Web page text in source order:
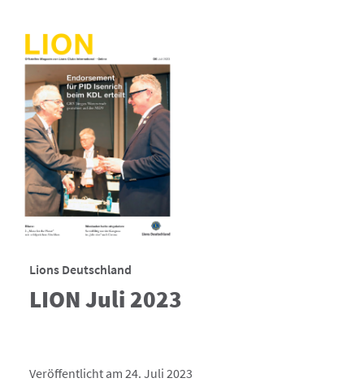
Lions Deutschland
LION Juli 2023
Veröffentlicht am 24. Juli 2023